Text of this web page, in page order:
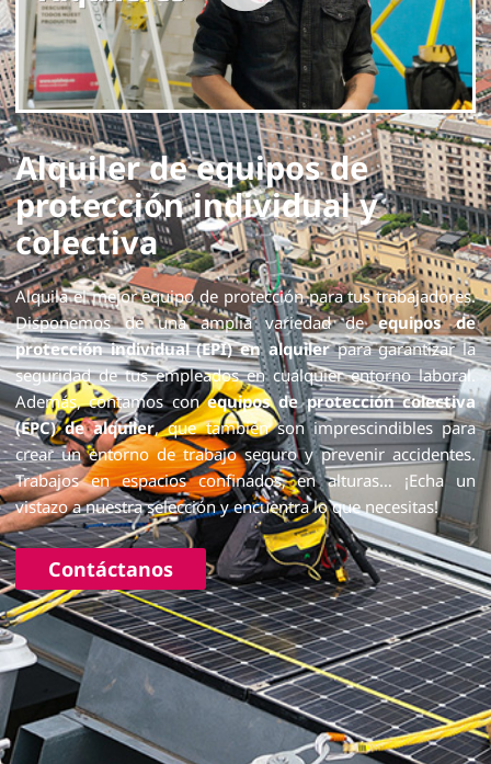
Alquiler de equipos de
protección individual y
colectiva
Alquila el mejor equipo de protección para tus trabajadores.
Disponemos de una amplia variedad deequipos de
protección individual (EPI) en alquilerpara garantizar la
seguridad de tus empleados en cualquier entorno laboral.
Además, contamos conequipos de protección colectiva
(EPC) de alquiler, que también son imprescindibles para
crear un entorno de trabajo seguro y prevenir accidentes.
Trabajos en espacios confinados, en alturas… ¡Echa un
vistazo a nuestra selección y encuentra lo que necesitas!
Contáctanos